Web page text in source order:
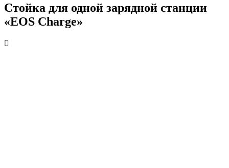
Стойка для одной зарядной станции
«EOS Charge»